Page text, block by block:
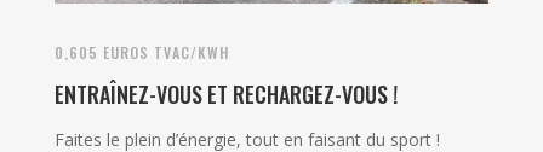
0,605 EUROS TVAC/KWH
ENTRAÎNEZ-VOUS ET RECHARGEZ-VOUS !
Faites le plein d’énergie, tout en faisant du sport !